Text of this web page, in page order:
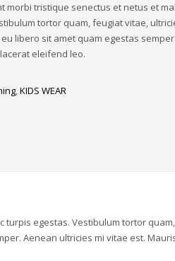
morbi tristique senectus et netus et
tortor quam, feugiat vitae,
libero sit amet quam egestas
eleifend leo.
,KIDS WEAR
egestas. Vestibulum tortor
Aenean ultricies mi vitae est.